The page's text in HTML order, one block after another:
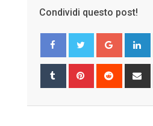
Condividi questo post!
Google+
Tumblr Pinterest Reddit